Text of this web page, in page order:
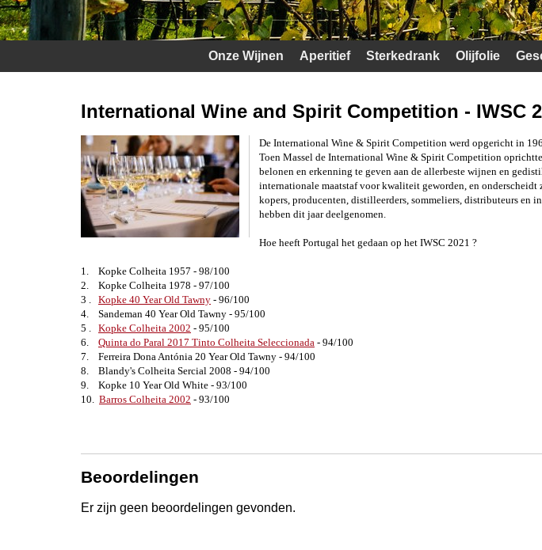
Onze Wijnen Aperitief Sterkedrank Olijfolie
International Wine and Spirit Competition - IWSC
De International Wine & Spirit Competition werd opgericht in
Toen Massel de International Wine & Spirit Competition
belonen en erkenning te geven aan de allerbeste wijnen en
internationale maatstaf voor kwaliteit geworden, en onderscheidt
kopers, producenten, distilleerders, sommeliers, distributeurs en
hebben dit jaar deelgenomen.
Hoe heeft Portugal het gedaan op het IWSC 2021 ?
1. Kopke Colheita 1957 - 98/100
2. Kopke Colheita 1978 - 97/100
3 . Kopke 40 Year Old Tawny - 96/100
4. Sandeman 40 Year Old Tawny - 95/100
5 . Kopke Colheita 2002 - 95/100
6. Quinta do Paral 2017 Tinto Colheita Seleccionada - 94/100
7. Ferreira Dona Antónia 20 Year Old Tawny - 94/100
8. Blandy's Colheita Sercial 2008 - 94/100
9. Kopke 10 Year Old White - 93/100
10. Barros Colheita 2002 - 93/100
Beoordelingen
Er zijn geen beoordelingen gevonden.